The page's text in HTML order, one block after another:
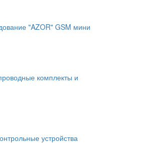
"AZOR" GSM мини
комплекты и
устройства